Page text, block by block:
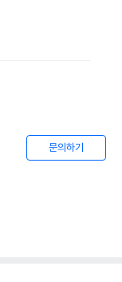
문의하기